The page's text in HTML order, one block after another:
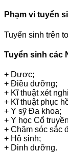
Phạm vi tuyển
Tuyển sinh trên
Tuyển sinh các
+ Dược;
+ Điều dưỡng;
+ Kĩ thuật xét
+ Kĩ thuật phục
+ Y sỹ Đa khoa;
+ Y học Cổ
+ Chăm sóc sắc
+ Hộ sinh;
+ Dinh dưỡng.